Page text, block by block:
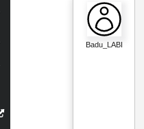
Badu_LABI